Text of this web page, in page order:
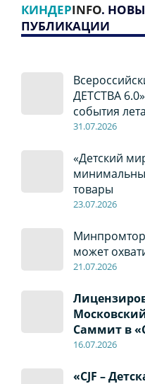
КИНДЕРINFO.
ПУБЛИКАЦИИ
ДЕТСТВА
события
31.07.2026
«Детский
товары
23.07.2026
может
21.07.2026
Саммит в
16.07.2026
«CJF –